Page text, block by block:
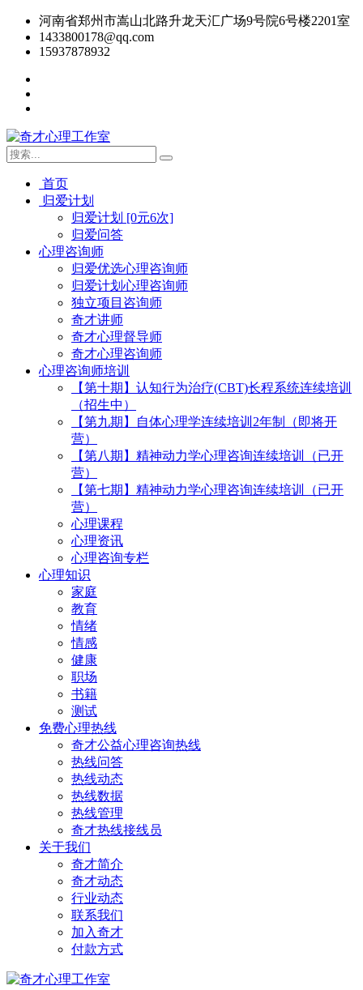
河南省郑州市嵩山北路升龙天汇广场9号院6号楼2201室
1433800178@qq.com
15937878932
首页
归爱计划
归爱计划 [0元6次]
归爱问答
心理咨询师
归爱优选心理咨询师
归爱计划心理咨询师
独立项目咨询师
奇才讲师
奇才心理督导师
奇才心理咨询师
心理咨询师培训
【第十期】认知行为治疗(CBT)长程系统连续培训
（招生中）
【第九期】自体心理学连续培训2年制（即将开
营）
【第八期】精神动力学心理咨询连续培训（已开
营）
【第七期】精神动力学心理咨询连续培训（已开
营）
心理课程
心理资讯
心理咨询专栏
心理知识
家庭
教育
情绪
情感
健康
职场
书籍
测试
免费心理热线
奇才公益心理咨询热线
热线问答
热线动态
热线数据
热线管理
奇才热线接线员
关于我们
奇才简介
奇才动态
行业动态
联系我们
加入奇才
付款方式